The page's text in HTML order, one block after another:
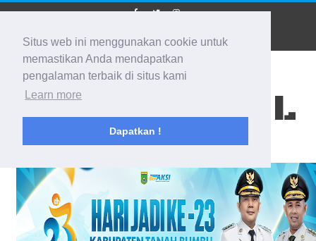
Situs web ini menggunakan cookie untuk
memastikan Anda mendapatkan
pengalaman terbaik di situs kami
Learn more
Dapatkan !
BIDIK KALSEL
Membidik Ke Segala Arah